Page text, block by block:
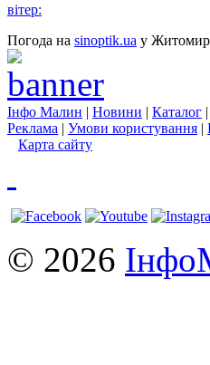
вітер:
Погода на sinoptik.ua у
Інфо Малин | Новини | Каталог |
Реклама | Умови користування |
Карта сайту
© 2026